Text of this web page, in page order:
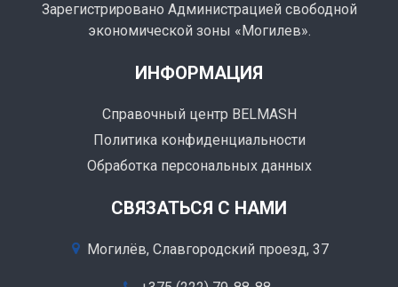
Зарегистрировано Администрацией свободной
экономической зоны «Могилев».
ИНФОРМАЦИЯ
Справочный центр BELMASH
Политика конфиденциальности
Обработка персональных данных
СВЯЗАТЬСЯ С НАМИ
Могилёв, Славгородский проезд, 37